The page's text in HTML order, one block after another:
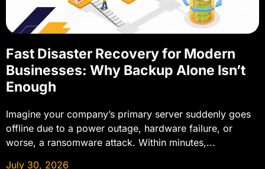
Fast Disaster Recovery for Modern
Businesses: Why Backup Alone Isn’t
Enough
Imagine your company’s primary server suddenly goes
offline due to a power outage, hardware failure, or
worse, a ransomware attack. Within minutes,...
July 30, 2026